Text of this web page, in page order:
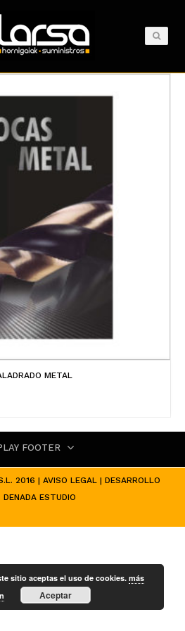
METAL
FOOTER
2016 | AVISO LEGAL | DESARROLLO
DENADA ESTUDIO
sitio aceptas el uso de cookies.más
Aceptar